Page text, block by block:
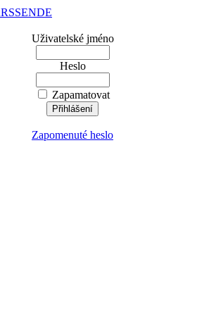
RSSENDE
Uživatelské jméno
Heslo
Zapamatovat
Zapomenuté heslo